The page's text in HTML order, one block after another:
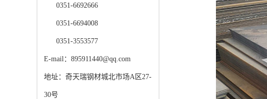
0351-6692666
0351-6694008
0351-3553577
E-mail：895911440@qq.com
地址：奇天瑞钢材城北市场A区27-
30号